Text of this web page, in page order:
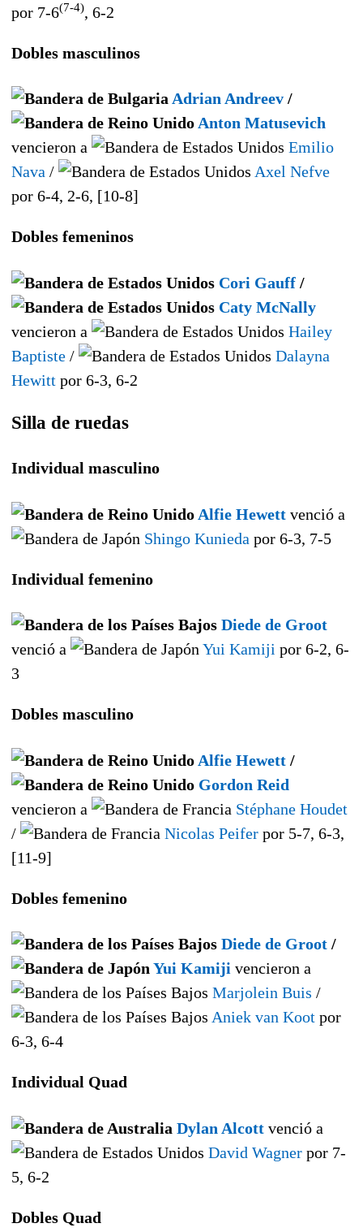
por 7-6(7-4), 6-2
Dobles masculinos
Adrian Andreev /
Anton Matusevich
vencieron a
Emilio
Nava /
Axel Nefve
por 6-4, 2-6, [10-8]
Dobles femeninos
Cori Gauff /
Caty McNally
vencieron a
Hailey
Baptiste /
Dalayna
Hewitt por 6-3, 6-2
Silla de ruedas
Individual masculino
Alfie Hewett venció a
Shingo Kunieda por 6-3, 7-5
Individual femenino
Diede de Groot
venció a
Yui Kamiji por 6-2, 6-
3
Dobles masculino
Alfie Hewett /
Gordon Reid
vencieron a
Stéphane Houdet
/
Nicolas Peifer por 5-7, 6-3,
[11-9]
Dobles femenino
Diede de Groot /
Yui Kamiji vencieron a
Marjolein Buis /
Aniek van Koot por
6-3, 6-4
Individual Quad
Dylan Alcott venció a
David Wagner por 7-
5, 6-2
Dobles Quad